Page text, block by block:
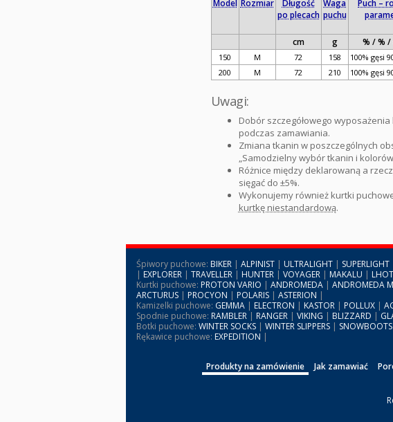
Model Rozmiar
Długość
po plecach
Waga
puchu
Puch –
cm g % / % /
150 M 72 158 100% gęsi
200
M 72 210 100% gęsi
Uwagi:
Dobór szczegółowego
podczas zamawiania.
Zmiana tkanin w poszczególnych
„Samodzielny wybór tkanin i
Różnice między deklarowaną a
sięgać do ±5%.
Wykonujemy również kurtki
kurtkę niestandardową.
Śpiwory puchowe: BIKER | ALPINIST | ULTRALIGHT | SUPERLIGHT
| EXPLORER | TRAVELLER | HUNTER | VOYAGER | MAKALU |
Kurtki puchowe: PROTON VARIO | ANDROMEDA | ANDROMEDA
ARCTURUS | PROCYON | POLARIS | ASTERION |
Kamizelki puchowe: GEMMA | ELECTRON | KASTOR | POLLUX |
Spodnie puchowe: RAMBLER | RANGER | VIKING | BLIZZARD |
Botki puchowe: WINTER SOCKS | WINTER SLIPPERS | SNOWBOOTS
Rękawice puchowe: EXPEDITION |
Produkty na zamówienie Jak zamawiać